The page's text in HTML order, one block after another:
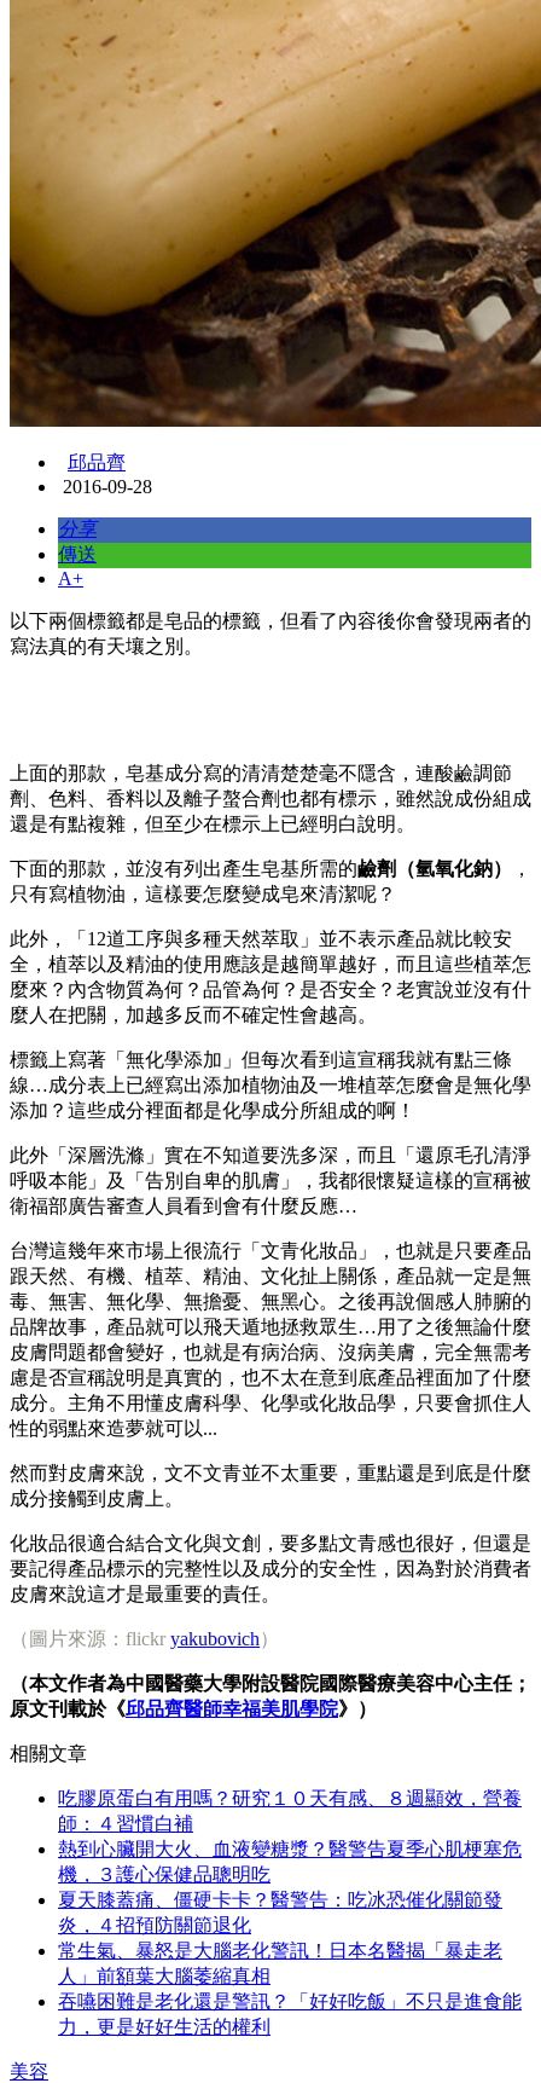
邱品齊
2016-09-28
分享
傳送
A+
以下兩個標籤都是皂品的標籤，但看了內容後你會發現兩者的
寫法真的有天壤之別。
上面的那款，皂基成分寫的清清楚楚毫不隱含，連酸鹼調節
劑、色料、香料以及離子螯合劑也都有標示，雖然說成份組成
還是有點複雜，但至少在標示上已經明白說明。
下面的那款，並沒有列出產生皂基所需的鹼劑（氫氧化鈉）
，
只有寫植物油，這樣要怎麼變成皂來清潔呢？
此外，「12道工序與多種天然萃取」並不表示產品就比較安
全，植萃以及精油的使用應該是越簡單越好，而且這些植萃怎
麼來？內含物質為何？品管為何？是否安全？老實說並沒有什
麼人在把關，加越多反而不確定性會越高。
標籤上寫著「無化學添加」但每次看到這宣稱我就有點三條
線…成分表上已經寫出添加植物油及一堆植萃怎麼會是無化學
添加？這些成分裡面都是化學成分所組成的啊！
此外「深層洗滌」實在不知道要洗多深，而且「還原毛孔清淨
呼吸本能」及「告別自卑的肌膚」，我都很懷疑這樣的宣稱被
衛福部廣告審查人員看到會有什麼反應…
台灣這幾年來市場上很流行「文青化妝品」，也就是只要產品
跟天然、有機、植萃、精油、文化扯上關係，產品就一定是無
毒、無害、無化學、無擔憂、無黑心。之後再說個感人肺腑的
品牌故事，產品就可以飛天遁地拯救眾生…用了之後無論什麼
皮膚問題都會變好，也就是有病治病、沒病美膚，完全無需考
慮是否宣稱說明是真實的，也不太在意到底產品裡面加了什麼
成分。主角不用懂皮膚科學、化學或化妝品學，只要會抓住人
性的弱點來造夢就可以...
然而對皮膚來說，文不文青並不太重要，重點還是到底是什麼
成分接觸到皮膚上。
化妝品很適合結合文化與文創，要多點文青感也很好，但還是
要記得產品標示的完整性以及成分的安全性，因為對於消費者
皮膚來說這才是最重要的責任。
（圖片來源：flickr yakubovich）
（本文作者為中國醫藥大學附設醫院國際醫療美容中心主任；
原文刊載於《邱品齊醫師幸福美肌學院》）
相關文章
吃膠原蛋白有用嗎？研究１０天有感、８週顯效，營養
師：４習慣白補
熱到心臟開大火、血液變糖漿？醫警告夏季心肌梗塞危
機，３護心保健品聰明吃
夏天膝蓋痛、僵硬卡卡？醫警告：吃冰恐催化關節發
炎，４招預防關節退化
常生氣、暴怒是大腦老化警訊！日本名醫揭「暴走老
人」前額葉大腦萎縮真相
吞嚥困難是老化還是警訊？「好好吃飯」不只是進食能
力，更是好好生活的權利
美容